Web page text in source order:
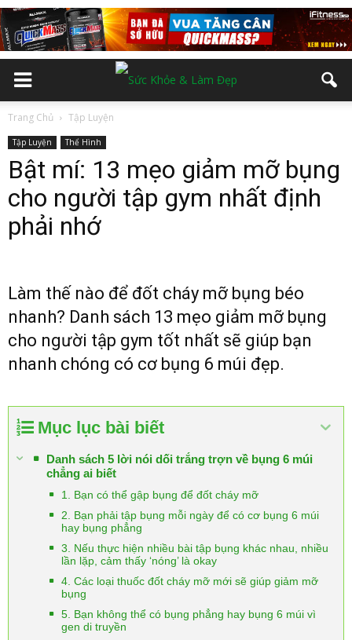
Trang Chủ Tập Luyện
Tập Luyện Thể Hình
Bật mí: 13 mẹo giảm mỡ bụng
cho người tập gym nhất định
phải nhớ
Làm thế nào để đốt cháy mỡ bụng béo
nhanh? Danh sách 13 mẹo giảm mỡ bụng
cho người tập gym tốt nhất sẽ giúp bạn
nhanh chóng có cơ bụng 6 múi đẹp.
Mục lục bài biết
Danh sách 5 lời nói dối trắng trợn về bụng 6 múi
chẳng ai biết
1. Bạn có thể gập bụng để đốt cháy mỡ
2. Bạn phải tập bụng mỗi ngày để có cơ bụng 6 múi
hay bụng phẳng
3. Nếu thực hiện nhiều bài tập bụng khác nhau, nhiều
lần lặp, cảm thấy ‘nóng’ là okay
4. Các loại thuốc đốt cháy mỡ mới sẽ giúp giảm mỡ
bụng
5. Bạn không thể có bụng phẳng hay bụng 6 múi vì
gen di truyền